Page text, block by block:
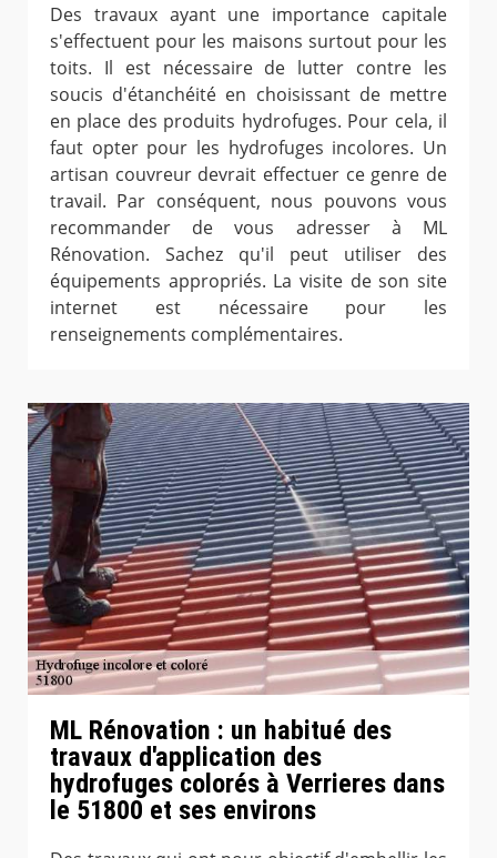
Des travaux ayant une importance capitale
s'effectuent pour les maisons surtout pour les
toits. Il est nécessaire de lutter contre les
soucis d'étanchéité en choisissant de mettre
en place des produits hydrofuges. Pour cela, il
faut opter pour les hydrofuges incolores. Un
artisan couvreur devrait effectuer ce genre de
travail. Par conséquent, nous pouvons vous
recommander de vous adresser à ML
Rénovation. Sachez qu'il peut utiliser des
équipements appropriés. La visite de son site
internet est nécessaire pour les
renseignements complémentaires.
ML Rénovation : un habitué des
travaux d'application des
hydrofuges colorés à Verrieres dans
le 51800 et ses environs